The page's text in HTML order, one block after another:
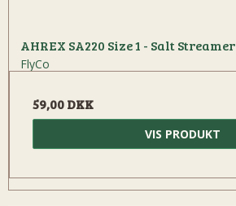
AHREX SA220 Size 1 - Salt Streamer
FlyCo
59,00 DKK
VIS PRODUKT